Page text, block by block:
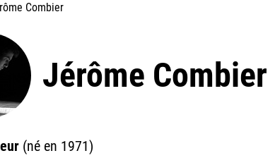
Combier
Jérôme Combier
(né en 1971)